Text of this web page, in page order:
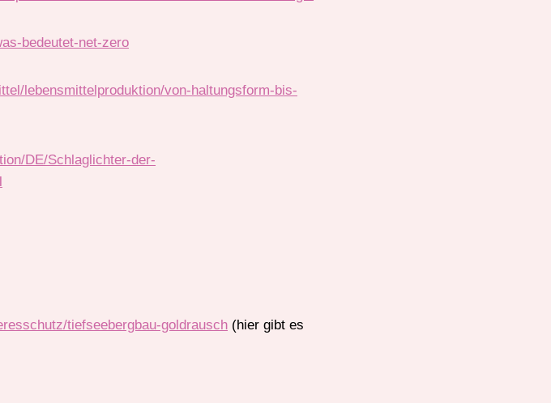
bedeutet-net-zero
lebensmittelproduktion/von-haltungsform-bis-
DE/Schlaglichter-der-
tiefseebergbau-goldrausch (hier gibt es